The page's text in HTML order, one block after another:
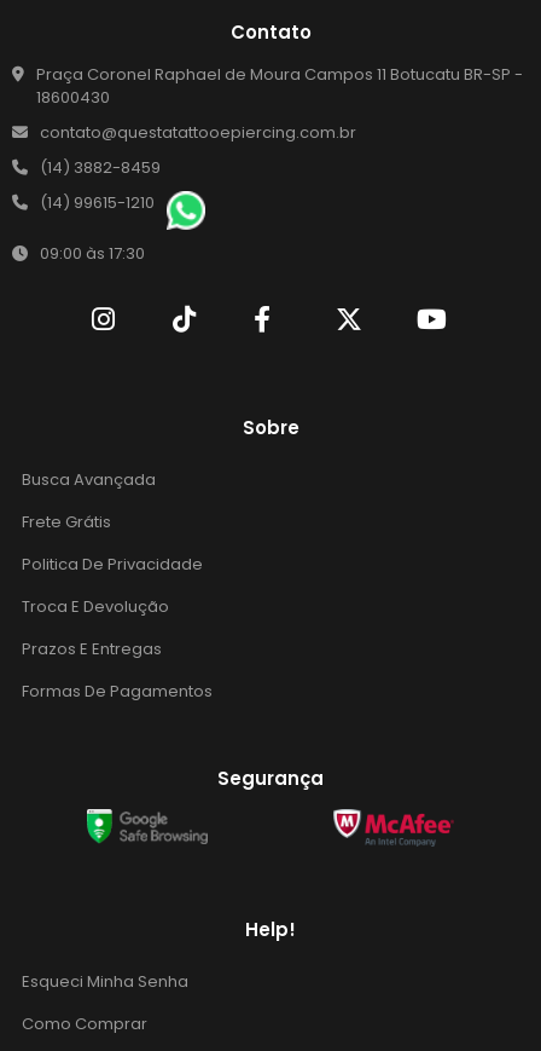
Contato
Praça Coronel Raphael de Moura Campos 11 Botucatu BR-SP -
18600430
contato@questatattooepiercing.com.br
(14) 3882-8459
(14) 99615-1210
09:00 às 17:30
Sobre
Busca Avançada
Frete Grátis
Politica De Privacidade
Troca E Devolução
Prazos E Entregas
Formas De Pagamentos
Segurança
Help!
Esqueci Minha Senha
Como Comprar